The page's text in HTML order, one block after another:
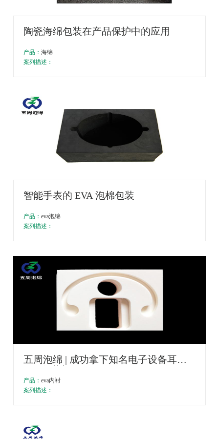
陶瓷海绵包装在产品保护中的应用
产品：海绵
案列描述：
智能手表的 EVA 泡棉包装
产品：eva泡绵
案列描述：
五周泡绵 | 成功拿下知名电子设备耳机
产品：eva内衬
案列描述：